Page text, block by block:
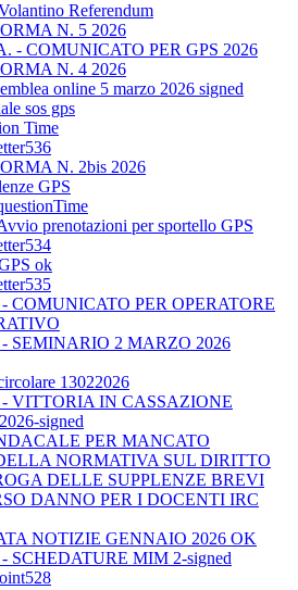
Referendum
N. 5 2026
- COMUNICATO PER GPS 2026
N. 4 2026
online 5 marzo 2026 signed
sos gps
Time
N. 2bis 2026
GPS
prenotazioni per sportello GPS
ok
COMUNICATO PER OPERATORE
- SEMINARIO 2 MARZO 2026
13022026
VITTORIA IN CASSAZIONE
signed
PER MANCATO
NORMATIVA SUL DIRITTO
DELLE SUPPLENZE BREVI
DANNO PER I DOCENTI IRC
NOTIZIE GENNAIO 2026 OK
SCHEDATURE MIM 2-signed